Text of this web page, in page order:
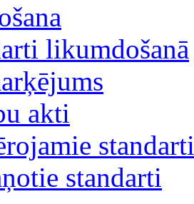
likumdošanā
akti
standarti
standarti